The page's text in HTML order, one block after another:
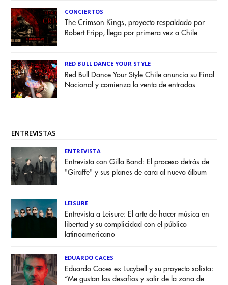
CONCIERTOS
The Crimson Kings, proyecto respaldado por
Robert Fripp, llega por primera vez a Chile
RED BULL DANCE YOUR STYLE
Red Bull Dance Your Style Chile anuncia su Final
Nacional y comienza la venta de entradas
ENTREVISTAS
ENTREVISTA
Entrevista con Gilla Band: El proceso detrás de
"Giraffe" y sus planes de cara al nuevo álbum
LEISURE
Entrevista a Leisure: El arte de hacer música en
libertad y su complicidad con el público
latinoamericano
EDUARDO CACES
Eduardo Caces ex Lucybell y su proyecto solista:
“Me gustan los desafíos y salir de la zona de